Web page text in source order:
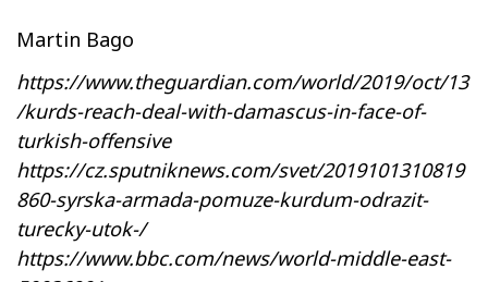
Martin Bago
https://www.theguardian.com/world/2019/oct/13
/kurds-reach-deal-with-damascus-in-face-of-
turkish-offensive
https://cz.sputniknews.com/svet/2019101310819
860-syrska-armada-pomuze-kurdum-odrazit-
turecky-utok-/
https://www.bbc.com/news/world-middle-east-